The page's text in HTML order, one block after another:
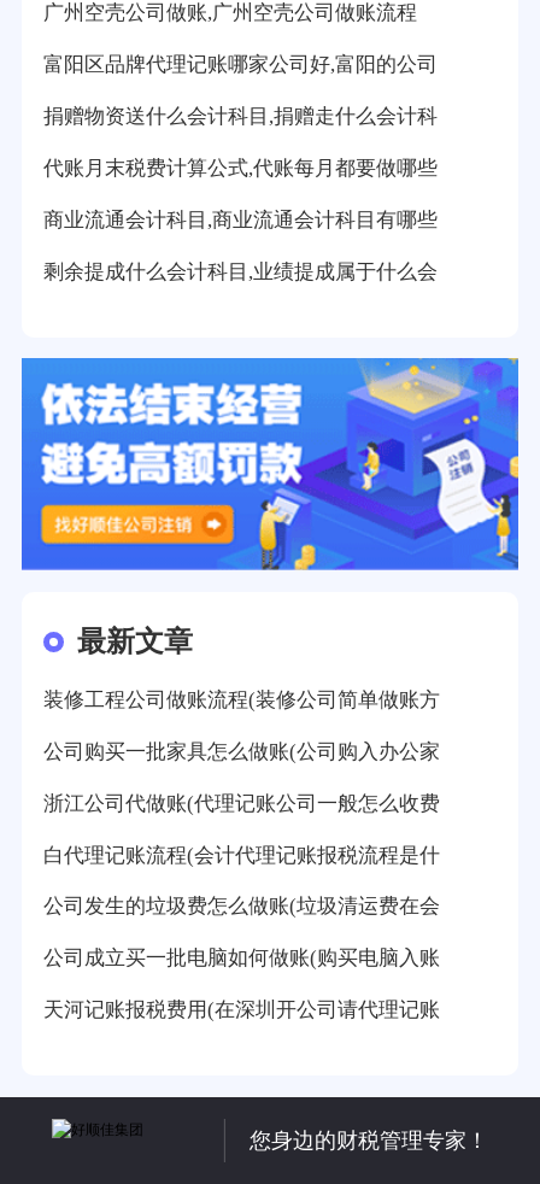
广州空壳公司做账,广州空壳公司做账流程
富阳区品牌代理记账哪家公司好,富阳的公司
捐赠物资送什么会计科目,捐赠走什么会计科
代账月末税费计算公式,代账每月都要做哪些
商业流通会计科目,商业流通会计科目有哪些
剩余提成什么会计科目,业绩提成属于什么会
最新文章
装修工程公司做账流程(装修公司简单做账方
公司购买一批家具怎么做账(公司购入办公家
浙江公司代做账(代理记账公司一般怎么收费
白代理记账流程(会计代理记账报税流程是什
公司发生的垃圾费怎么做账(垃圾清运费在会
公司成立买一批电脑如何做账(购买电脑入账
天河记账报税费用(在深圳开公司请代理记账
您身边的财税管理专家！